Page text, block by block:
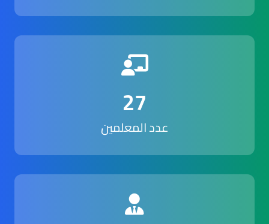
27
عدد المعلمين